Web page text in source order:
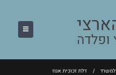
למשרד דלת זכוכית אגוז